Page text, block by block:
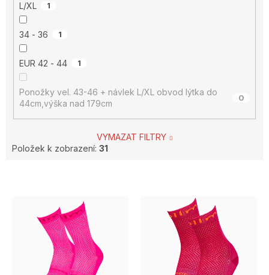
L/XL 1
34 - 36 1
EUR 42 - 44 1
Ponožky vel. 43-46 + návlek L/XL obvod lýtka do
44cm,výška nad 179cm
0
VYMAZAT FILTRY
Položek k zobrazení: 31